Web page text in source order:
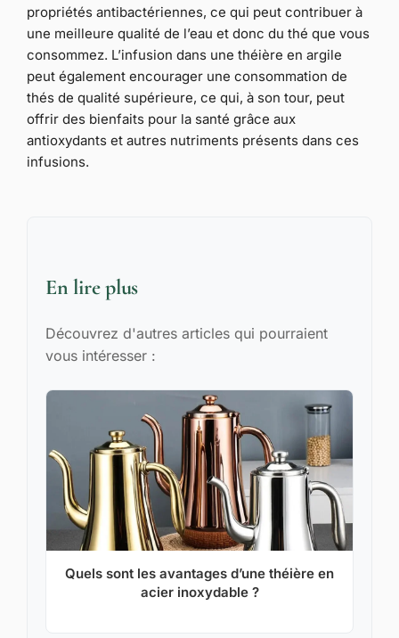
propriétés antibactériennes, ce qui peut contribuer à
une meilleure qualité de l’eau et donc du thé que vous
consommez. L’infusion dans une théière en argile
peut également encourager une consommation de
thés de qualité supérieure, ce qui, à son tour, peut
offrir des bienfaits pour la santé grâce aux
antioxydants et autres nutriments présents dans ces
infusions.
En lire plus
Découvrez d'autres articles qui pourraient
vous intéresser :
Quels sont les avantages d’une théière en
acier inoxydable ?